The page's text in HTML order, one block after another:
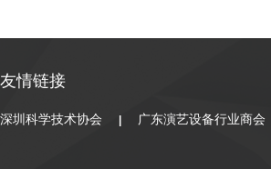
友情链接
深圳科学技术协会 广东演艺设备行业商会